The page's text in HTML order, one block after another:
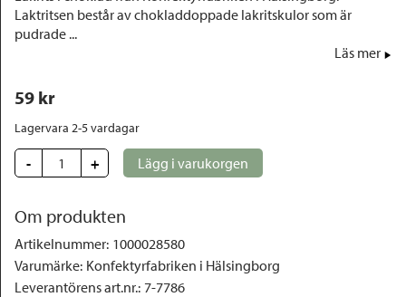
Laktritsen består av chokladdoppade lakritskulor som är
pudrade ...
Läs mer
59 kr
Lagervara 2-5 vardagar
- + Lägg i varukorgen
Om produkten
Artikelnummer: 1000028580
Varumärke: Konfektyrfabriken i Hälsingborg
Leverantörens art.nr.: 7-7786